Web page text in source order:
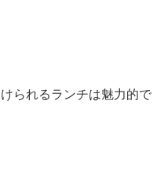
られるランチは魅力的で